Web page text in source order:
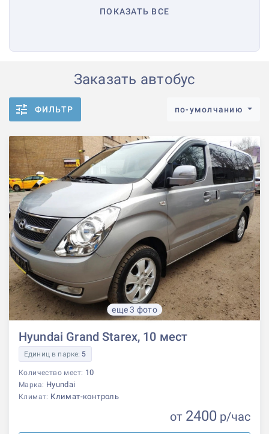
ПОКАЗАТЬ ВСЕ
Заказать автобус
ФИЛЬТР по-умолчанию
еще 3 фото
Hyundai Grand Starex, 10 мест
Единиц в парке: 5
Количество мест: 10
Марка: Hyundai
Климат: Климат-контроль
от 2400 р/час